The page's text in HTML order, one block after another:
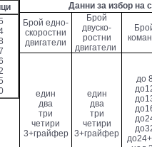
Данни за избор на
Брой едно-
скоростни
двигатели
Брой
двуско-
ростни
двигатели
един
два
три
четири
3+грайфер
един
два
три
четири
3+грайфер
до 8